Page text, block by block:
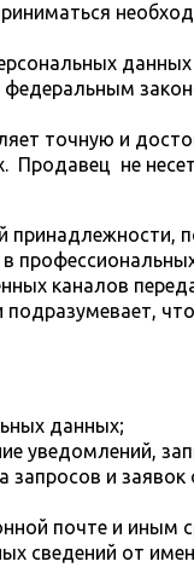
федеральным
точную и
не
каналов
данных;
уведомлений,
и
почте и иным
сведений от